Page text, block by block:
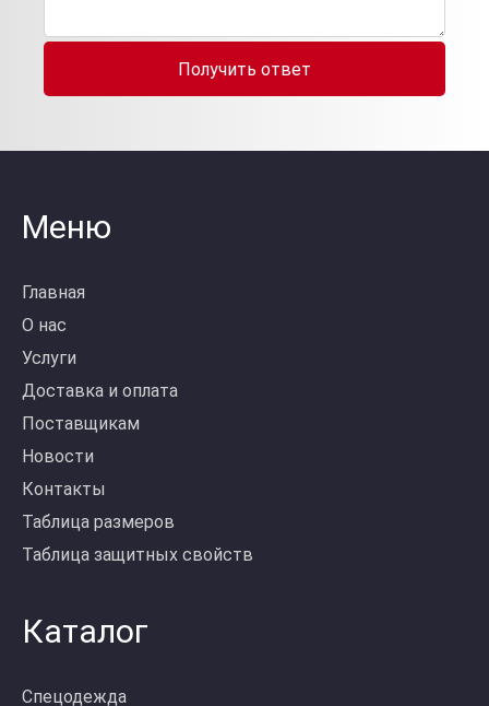
Получить ответ
Меню
Главная
О нас
Услуги
Доставка и оплата
Поставщикам
Новости
Контакты
Таблица размеров
Таблица защитных свойств
Каталог
Спецодежда